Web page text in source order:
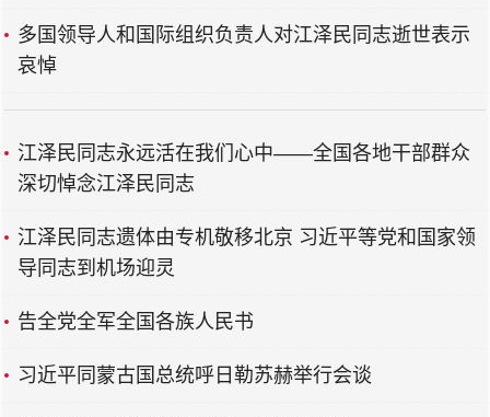
多国领导人和国际组织负责人对江泽民同志逝世表示
哀悼
江泽民同志永远活在我们心中——全国各地干部群众
深切悼念江泽民同志
江泽民同志遗体由专机敬移北京 习近平等党和国家领
导同志到机场迎灵
告全党全军全国各族人民书
习近平同蒙古国总统呼日勒苏赫举行会谈